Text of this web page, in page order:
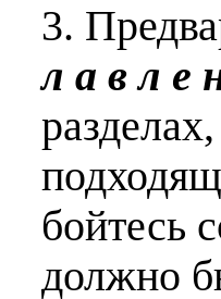
3.
л а в л е
бойтесь
должно